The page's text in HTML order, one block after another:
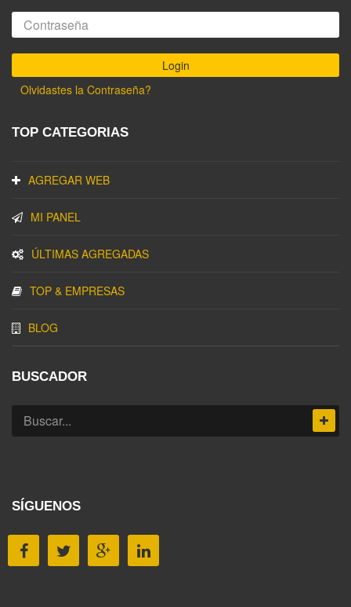
Olvidastes la Contraseña?
TOP CATEGORIAS
AGREGAR WEB
MI PANEL
ÚLTIMAS AGREGADAS
TOP & EMPRESAS
BLOG
BUSCADOR
SÍGUENOS